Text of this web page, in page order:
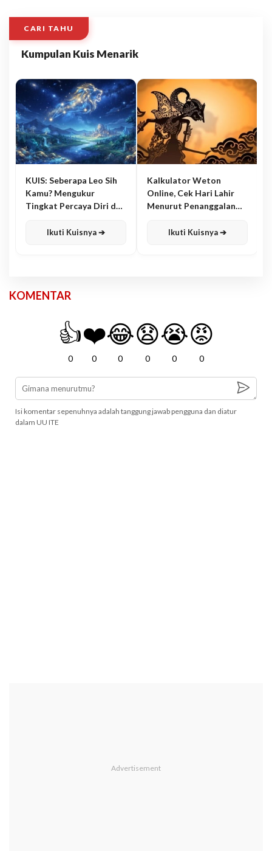
CARI TAHU
Kumpulan Kuis Menarik
KUIS: Seberapa Leo Sih
Kamu? Mengukur
Tingkat Percaya Diri dan
Ikuti Kuisnya ➔
Kalkulator Weton
Online, Cek Hari Lahir
Menurut Penanggalan
Ikuti Kuisnya ➔
KOMENTAR
👍
0
❤️
0
😂
0
😧
0
😭
0
😡
0
Isi komentar sepenuhnya adalah tanggung jawab pengguna dan diatur
dalam UU ITE